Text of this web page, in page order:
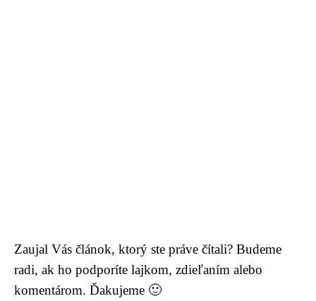
Zaujal Vás článok, ktorý ste práve čítali? Budeme
radi, ak ho podporíte lajkom, zdieľaním alebo
komentárom. Ďakujeme 🙂